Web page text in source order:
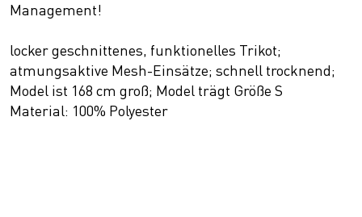
Management!
locker geschnittenes, funktionelles Trikot;
atmungsaktive Mesh-Einsätze; schnell trocknend;
Model ist 168 cm groß; Model trägt Größe S
Material: 100% Polyester